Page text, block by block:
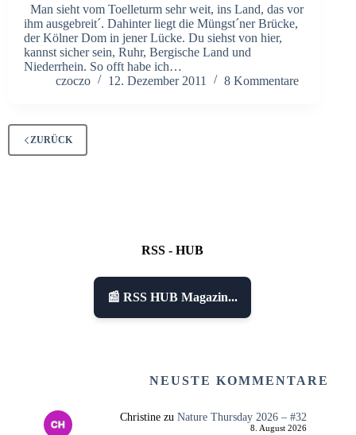
Man sieht vom Toelleturm sehr weit, ins Land, das vor
ihm ausgebreit´. Dahinter liegt die Müngst´ner Brücke,
der Kölner Dom in jener Lücke. Du siehst von hier,
kannst sicher sein, Ruhr, Bergische Land und
Niederrhein. So offt habe ich…
czoczo
12. Dezember 2011 8 Kommentare
ZURÜCK
RSS - HUB
📰 RSS HUB Magazin...
NEUSTE KOMMENTARE
Christinezu Nature Thursday 2026 – #32
8. August 2026